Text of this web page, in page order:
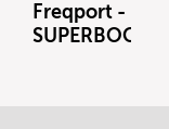
Freqport -